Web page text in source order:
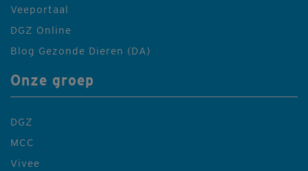
Veeportaal
DGZ Online
Blog Gezonde Dieren (DA)
Onze groep
DGZ
MCC
Vivee